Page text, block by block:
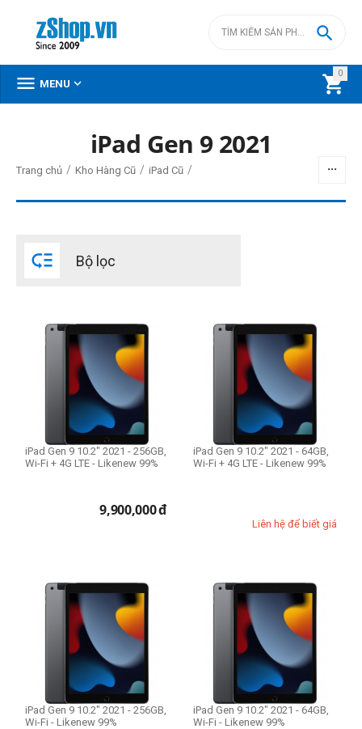
0


 MENU 
Wi-Fi Only
Wi-Fi + 4G LTE
Dung lượng bộ nhớ
Phiên bản 64GB
Phiên bản 256GB
iPad Gen 9 2021
Trang chủ / Kho Hàng Cũ / iPad Cũ /
 Bộ lọc
iPad Gen 9 10.2" 2021 - 256GB,
Wi-Fi + 4G LTE - Likenew 99%
9,900,000đ
iPad Gen 9 10.2" 2021 - 64GB,
Wi-Fi + 4G LTE - Likenew 99%
Liên hệ để biết giá
iPad Gen 9 10.2" 2021 - 256GB,
Wi-Fi - Likenew 99%
iPad Gen 9 10.2" 2021 - 64GB,
Wi-Fi - Likenew 99%